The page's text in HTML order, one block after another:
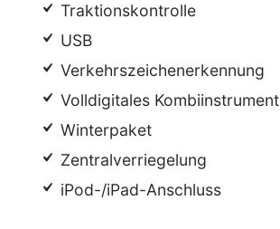
Traktionskontrolle
USB
Verkehrszeichenerkennung
Volldigitales Kombiinstrument
Winterpaket
Zentralverriegelung
iPod-/iPad-Anschluss